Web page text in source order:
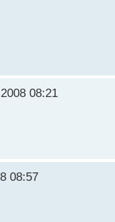
08:21
08:57